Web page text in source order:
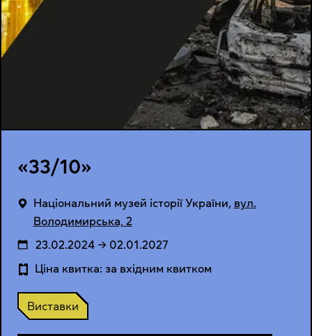
«33/10»
Національний музей історії України
вул.
Володимирська, 2
23.02.2024 → 02.01.2027
Ціна квитка: за вхідним квитком
Виставки